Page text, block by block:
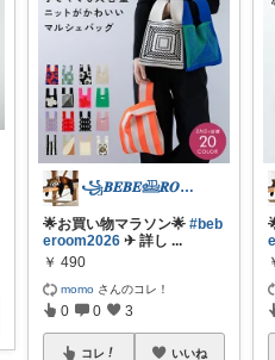
꧁𝑩𝑬𝑩𝑬𓊝𝑹𝑶𝑶𝑴꧂
🌟お買い物マラソン🌟#beb
eroom2026 ✈︎ 詳し ...
￥ 490
momo さんのコレ！
0 0 3
コレ いいね